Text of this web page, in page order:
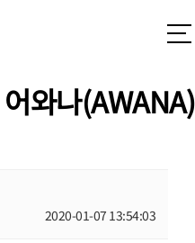
어와나(AWANA)
2020-01-07 13:54:03